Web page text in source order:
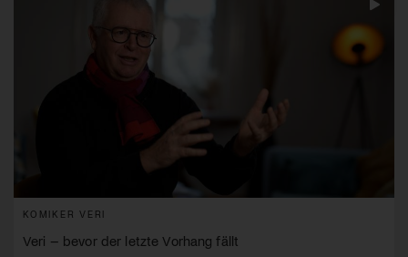
KOMIKER VERI
Veri – bevor der letzte Vorhang fällt